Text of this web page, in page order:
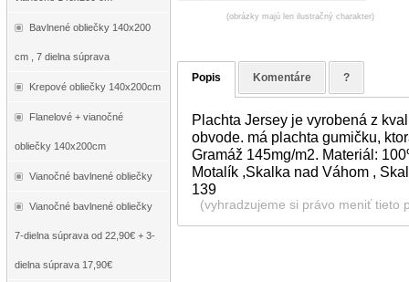
Bavlnené obliečky 140x200
cm , 7 dielna súprava
Krepové obliečky 140x200cm
Flanelové + vianočné
obliečky 140x200cm
Vianočné bavlnené obliečky
Vianočné bavlnené obliečky
7-dielna súprava od 22,90€ + 3-
dielna súprava 17,90€
(obrázky majú len ilustračný charakter)
Popis Komentáre ?
Plachta Jersey je vyrobená z
obvode. má plachta gumičku,
Gramáž 145mg/m2. Materiál:
Motalík ,Skalka nad Váhom ,
139
(vyhradzujeme si právo meniť tieto